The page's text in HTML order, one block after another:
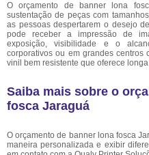
O orçamento de banner lona
sustentação de peças com
as pessoas despertarem o desejo
pode receber a impressão de
exposição, visibilidade e o
corporativos ou em grandes centros
vinil bem resistente que oferece
Saiba mais sobre o
fosca Jaraguá
O orçamento de banner lona fosca
maneira personalizada e exibir